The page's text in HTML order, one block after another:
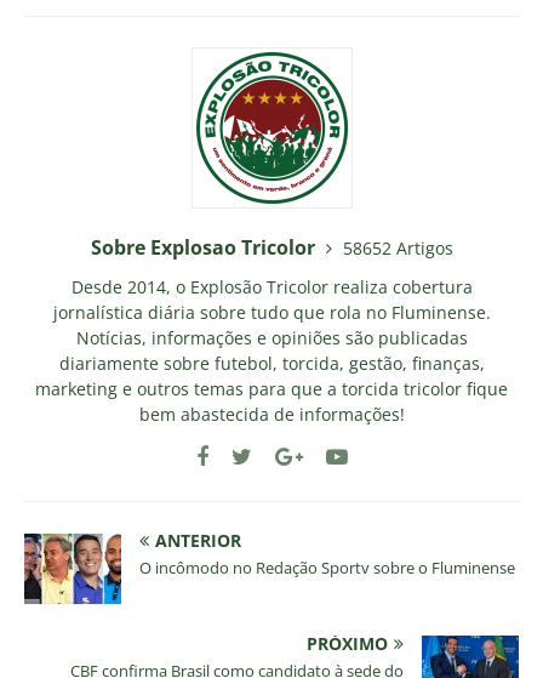
Sobre Explosao Tricolor
58652 Artigos
Desde 2014, o Explosão Tricolor realiza cobertura
jornalística diária sobre tudo que rola no Fluminense.
Notícias, informações e opiniões são publicadas
diariamente sobre futebol, torcida, gestão, finanças,
marketing e outros temas para que a torcida tricolor fique
bem abastecida de informações!
ANTERIOR
O incômodo no Redação Sportv sobre o Fluminense
PRÓXIMO
CBF confirma Brasil como candidato à sede do